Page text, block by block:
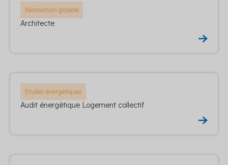
Rénovation globale
Architecte
Etudes énergétiques
Audit énergétique Logement collectif